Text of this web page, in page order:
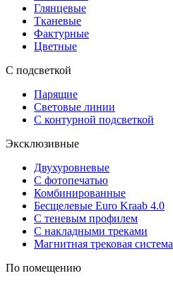
Глянцевые
Тканевые
Фактурные
Цветные
С подсветкой
Парящие
Световые линии
С контурной подсветкой
Эксклюзивные
Двухуровневые
С фотопечатью
Комбинированные
Бесщелевые Euro Kraab 4.0
С теневым профилем
С накладными треками
Магнитная трековая система
По помещению